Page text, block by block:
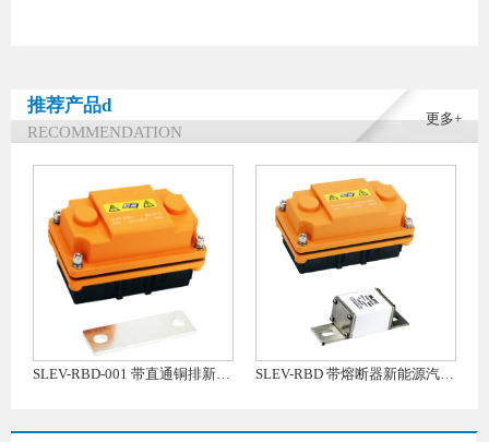
推荐产品d
RECOMMENDATION
更多+
SLEV-RBD-001 带直通铜排新能源汽车手动维修盒子 SLEV-RBD 带熔断器新能源汽车手动维修盒子 9550 60A 80V 120V三端保险丝